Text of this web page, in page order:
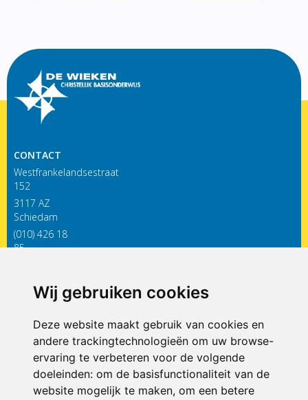
Wij gebruiken cookies
Deze website maakt gebruik van cookies en
andere trackingtechnologieën om uw browse-
ervaring te verbeteren voor de volgende
doeleinden: om de basisfunctionaliteit van de
website mogelijk te maken, om een betere
CONTACT
Westfrankelandsestraat
152
3117 AZ
Schiedam
(010) 426 18
85
ONDERDEEL VAN